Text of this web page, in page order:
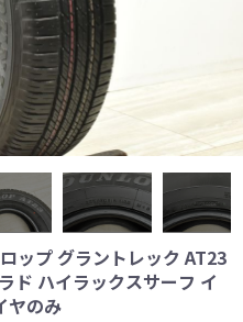
ップ グラントレック AT23
ド ハイラックスサーフ イ
ヤのみ